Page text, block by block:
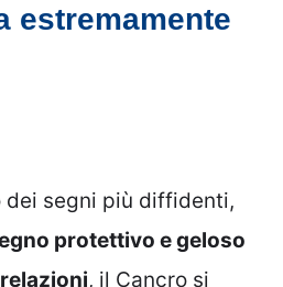
estremamente
dei segni più diffidenti,
protettivo e geloso
, il Cancro si